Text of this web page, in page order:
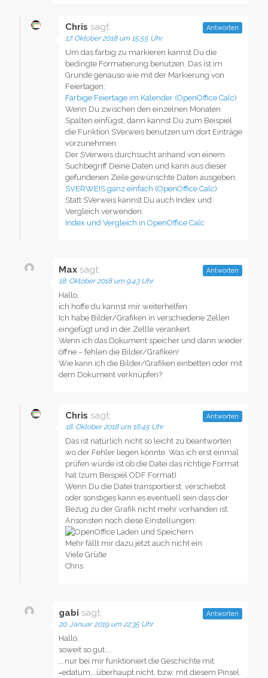
Chris sagt:
17. Oktober 2018 um 15:55 Uhr
Um das farbig zu markieren kannst Du die
bedingte Formatierung benutzen. Das ist im
Grunde genauso wie mit der Markierung von
Feiertagen:
Farbige Feiertage im Kalender (OpenOffice Calc)
Wenn Du zwischen den einzelnen Monaten
Spalten einfügst, dann kannst Du zum Beispiel
die Funktion SVerweis benutzen um dort Einträge
vorzunehmen.
Der SVerweis durchsucht anhand von einem
Suchbegriff Deine Daten und kann aus dieser
gefundenen Zeile gewünschte Daten ausgeben.
SVERWEIS ganz einfach (OpenOffice Calc)
Statt SVerweis kannst Du auch Index und
Vergleich verwenden:
Index und Vergleich in OpenOffice Calc
Antworten
Max sagt:
18. Oktober 2018 um 9:43 Uhr
Hallo,
ich hoffe du kannst mir weiterhelfen.
Ich habe Bilder/Grafiken in verschiedene Zellen
eingefügt und in der Zellle verankert.
Wenn ich das Dokument speicher und dann wieder
öffne – fehlen die Bilder/Grafiken!
Wie kann ich die Bilder/Grafiken einbetten oder mit
dem Dokument verknüpfen?
Antworten
Chris sagt:
18. Oktober 2018 um 16:45 Uhr
Das ist natürlich nicht so leicht zu beantworten
wo der Fehler liegen könnte. Was ich erst einmal
prüfen würde ist ob die Datei das richtige Format
hat (zum Beispiel ODF Format).
Wenn Du die Datei transportierst, verschiebst
oder sonstiges kann es eventuell sein dass der
Bezug zu der Grafik nicht mehr vorhanden ist.
Ansonsten noch diese Einstellungen:
Mehr fällt mir dazu jetzt auch nicht ein.
Viele Grüße
Chris
Antworten
gabi sagt:
20. Januar 2019 um 22:35 Uhr
Hallo,
soweit so gut…..
….nur bei mir funktioniert die Geschichte mit
=edatum….überhaupt nicht, bzw. mit diesem Pinsel.
Antworten